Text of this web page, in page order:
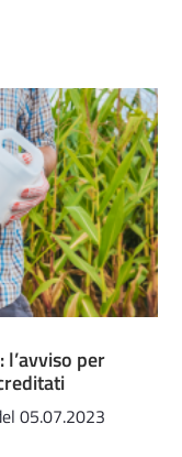
per
05.07.2023